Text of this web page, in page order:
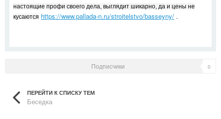
настоящие профи своего дела, выглядит шикарно, да и цены не
кусаются https://www.pallada-n.ru/stroitelstvo/basseyny/ .
Подписчики 0
ПЕРЕЙТИ К СПИСКУ ТЕМ
Беседка